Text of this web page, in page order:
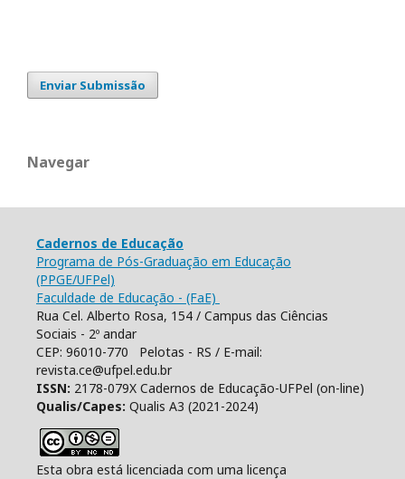
Enviar Submissão
Navegar
Cadernos de Educação
Programa de Pós-Graduação em Educação
(PPGE/UFPel)
Faculdade de Educação - (FaE)
Rua Cel. Alberto Rosa, 154 / Campus das Ciências
Sociais - 2º andar
CEP: 96010-770 Pelotas - RS / E-mail:
revista.ce@ufpel.edu.br
ISSN: 2178-079X Cadernos de Educação-UFPel (on-line)
Qualis/Capes: Qualis A3 (2021-2024)
Esta obra está licenciada com uma licença